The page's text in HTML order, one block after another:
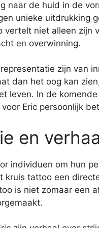
naar de huid in de
unieke uitdrukking
vertelt niet alleen zijn
en overwinning.
zijn van
dan het oog kan
leven. In de
Eric persoonlijk
en
individuen om hun
tattoo een
is niet zomaar een